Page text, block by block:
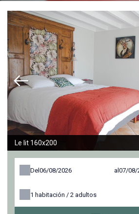
Le lit 160x200
Del al
1 habitación / 2 adultos